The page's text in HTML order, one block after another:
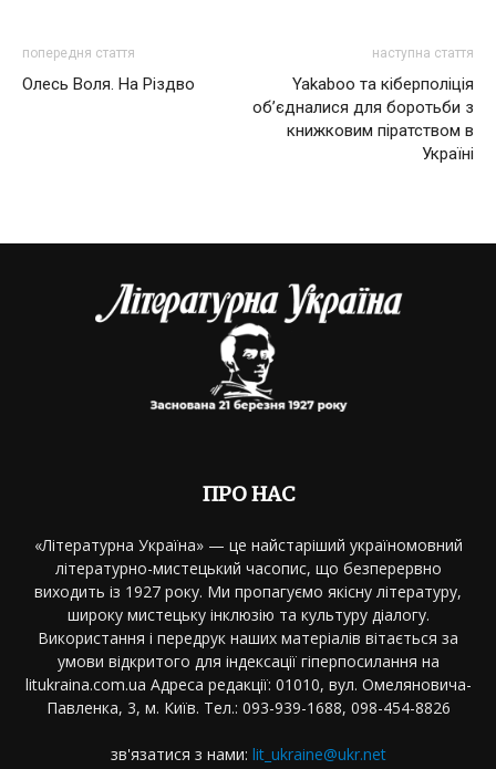
попередня стаття
Олесь Воля. На Різдво
наступна стаття
Yakaboo та кіберполіція
об’єдналися для боротьби з
книжковим піратством в
Україні
ПРО НАС
«Літературна Україна» — це найстаріший україномовний
літературно-мистецький часопис, що безперервно
виходить із 1927 року. Ми пропагуємо якісну літературу,
широку мистецьку інклюзію та культуру діалогу.
Використання і передрук наших матеріалів вітається за
умови відкритого для індексації гіперпосилання на
litukraina.com.ua Адреса редакції: 01010, вул. Омеляновича-
Павленка, 3, м. Київ. Тел.: 093-939-1688, 098-454-8826
зв'язатися з нами: lit_ukraine@ukr.net